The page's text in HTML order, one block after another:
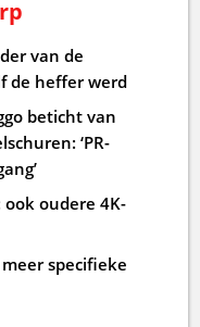
van de
de heffer werd
beticht van
‘PR-
ook oudere 4K-
specifieke